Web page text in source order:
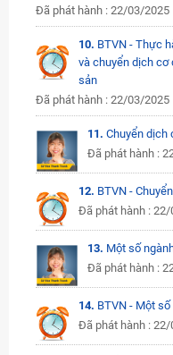
Đã phát hành : 22/03/2025
10. BTVN - Thực
và chuyển dịch cơ
sản
Đã phát hành : 22/03/2025
11. Chuyển dịch
Đã phát hành :
12. BTVN -
Đã phát hành :
13. Một số
Đã phát hành :
14. BTVN - Một
Đã phát hành :